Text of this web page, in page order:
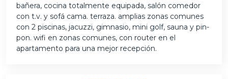
bañera, cocina totalmente equipada, salón comedor
con t.v. y sofá cama. terraza. amplias zonas comunes
con 2 piscinas, jacuzzi, gimnasio, mini golf, sauna y pin-
pon. wifi en zonas comunes, con router en el
apartamento para una mejor recepción.